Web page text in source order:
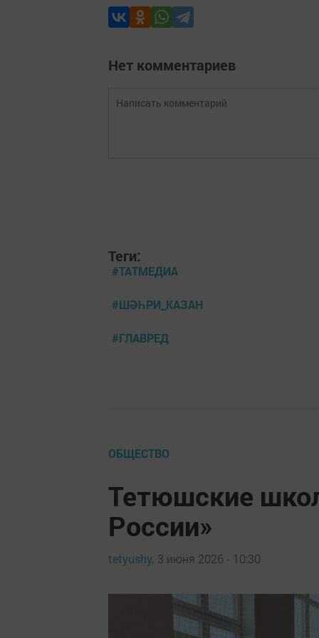
Нет комментариев
Теги:
#ТАТМЕДИА
#ШӘҺРИ_КАЗАН
#ГЛАВРЕД
ОБЩЕСТВО
Тетюшские
России»
tetyushy, 3 июня 2026 - 10:30